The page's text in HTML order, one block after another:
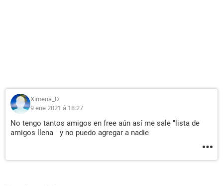
Ximena_D
9 ene 2021 à 18:27
No tengo tantos amigos en free aún así me sale "lista de
amigos llena " y no puedo agregar a nadie